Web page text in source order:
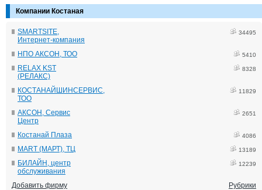
Компании Костаная
SMARTSITE,
Интернет-компания
34495
НПО АКСОН, ТОО 5410
RELAX KST
(РЕЛАКС)
8328
КОСТАНАЙШИНСЕРВИС,
ТОО
11829
АКСОН, Сервис
Центр
2651
Костанай Плаза 4086
MART (МАРТ), ТЦ 13189
БИЛАЙН, центр
обслуживания
12239
Добавить фирму Рубрики